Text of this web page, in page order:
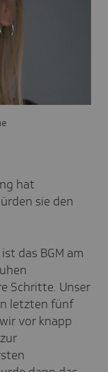
hat
sie den
das BGM am
Schritte. Unser
letzten fünf
vor knapp